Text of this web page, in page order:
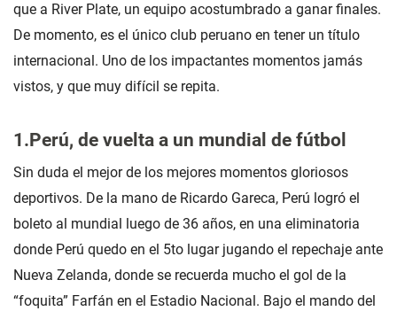
que a River Plate, un equipo acostumbrado a ganar finales.
De momento, es el único club peruano en tener un título
internacional. Uno de los impactantes momentos jamás
vistos, y que muy difícil se repita.
1.Perú, de vuelta a un mundial de fútbol
Sin duda el mejor de los mejores momentos gloriosos
deportivos. De la mano de Ricardo Gareca, Perú logró el
boleto al mundial luego de 36 años, en una eliminatoria
donde Perú quedo en el 5to lugar jugando el repechaje ante
Nueva Zelanda, donde se recuerda mucho el gol de la
“foquita” Farfán en el Estadio Nacional. Bajo el mando del